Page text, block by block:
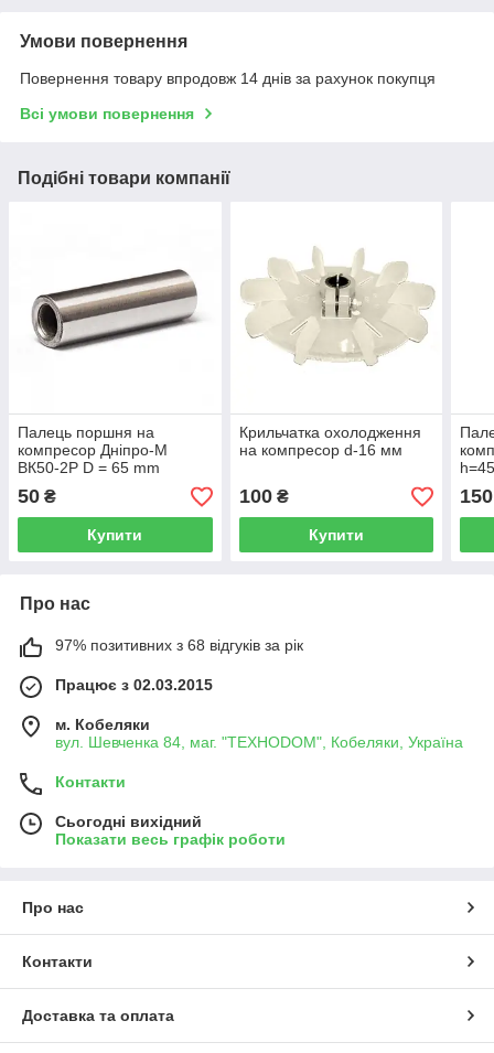
Умови повернення
Повернення товару впродовж 14 днів за рахунок покупця
Всі умови повернення
Подібні товари компанії
Палець поршня на
компресор Дніпро-М
ВК50-2Р D = 65 mm
50 ₴
Купити
Крильчатка охолодження
на компресор d-16 мм
100₴
Купити
150
Про нас
97% позитивних з 68 відгуків за рік
Працює з 02.03.2015
м. Кобеляки
вул. Шевченка 84, маг. "ТЕХНОDOM", Кобеляки, Україна
Контакти
Сьогодні вихідний
Показати весь графік роботи
Про нас
Контакти
Доставка та оплата